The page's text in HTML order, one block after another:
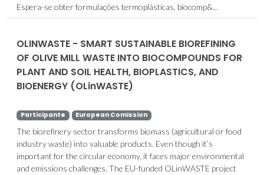
Espera-se obter formulações termoplásticas, biocomp&...
OLINWASTE - SMART SUSTAINABLE BIOREFINING
OF OLIVE MILL WASTE INTO BIOCOMPOUNDS FOR
PLANT AND SOIL HEALTH, BIOPLASTICS, AND
BIOENERGY (OLinWASTE)
Participante European Comission
The biorefinery sector transforms biomass (agricultural or food
industry waste) into valuable products. Even though it’s
important for the circular economy, it faces major environmental
and emissions challenges. The EU-funded OLinWASTE project